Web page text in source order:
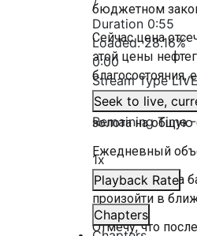
/
Duration 0:55
Loaded:28.16%
0:00
Stream Type
Seek to live,
Remaining Time-
1x
Playback Rate
Chapters
бюджетном
Сейчас цена
этой цены
благосостояния,
С 6 февраля по
золота на общую
Ежедневный
Корректировка
произойти в
Отмечу, что